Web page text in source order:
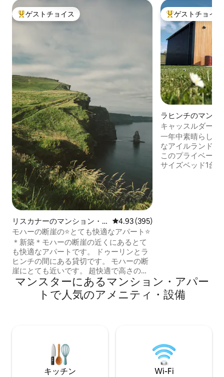
大好評のゲストチョイスです。
ゲストチョイス
リスカナーのマンション・
アパート
レビュー395件、5つ星中4.93つ
4.93 (395)
モハーの断崖の⭐️とても快適なアパート⭐️
＊新築＊モハーの断崖の近くにあるとて
も快適なアパートです。 ドゥーリンとラ
ヒンチの間にある貸切です。 モハーの断
崖にとても近いです。 超快適で高さのあ
るカリフォルニアキングベッドで、素晴
らしい海の景色をお楽しみいただけま
す。 レインシャワー付きの専用バスルー
機、シンク、トースター、ケトル、給水
が備わっています。 専用玄関付きのプラ
イベートアパートメント。 素晴らしい眺
大好評のゲスト
ゲストチョイス
ラヒンチのマンシ
パート
キャッスルダーシ
ヒンチ
一年中素晴らしい
なアイルランドの
このプライベート
サイズベッド1台
マンスターにあるマンション・アパー
トで人気のアメニティ・設備
キッチン Wi-Fi